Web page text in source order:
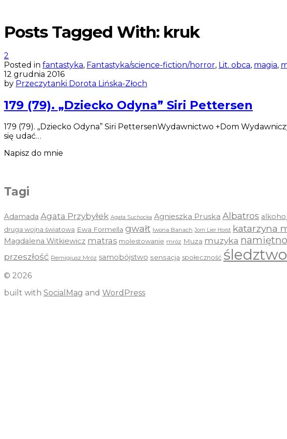
Posts Tagged With: kruk
2
Posted in fantastyka, Fantastyka/science-fiction/horror, Lit. obca, magia,
12 grudnia 2016
by Przeczytanki Dorota Lińska-Złoch
179 (79). „Dziecko Odyna” Siri Pettersen
179 (79). „Dziecko Odyna” Siri PettersenWydawnictwo +Dom
się udać…
Napisz do mnie
Tagi
Adamada Agata Przybyłek Agata Suchocka Agnieszka Pruska Albatros alkohol
druga wojna światowa Ewa Formella gwałt Iwona Banach Jorn Lier Horst katarzyna
Magdalena Witkiewicz matras molestowanie mróz Muza muzyka
przeszłość Remigiusz Mróz samobójstwo sensacja społeczność śledztwo
© 2026
built with SocialMag and WordPress